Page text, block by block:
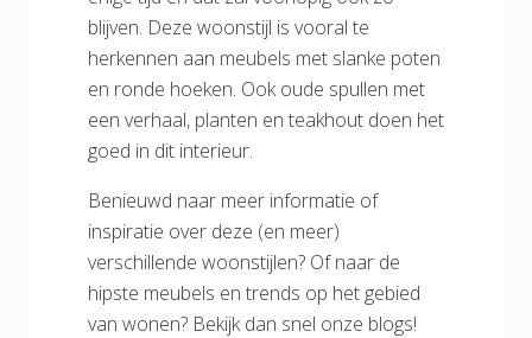
blijven. Deze woonstijl is vooral te
herkennen aan meubels met slanke poten
en ronde hoeken. Ook oude spullen met
een verhaal, planten en teakhout doen het
goed in dit interieur.
Benieuwd naar meer informatie of
inspiratie over deze (en meer)
verschillende woonstijlen? Of naar de
hipste meubels en trends op het gebied
van wonen? Bekijk dan snel onze blogs!